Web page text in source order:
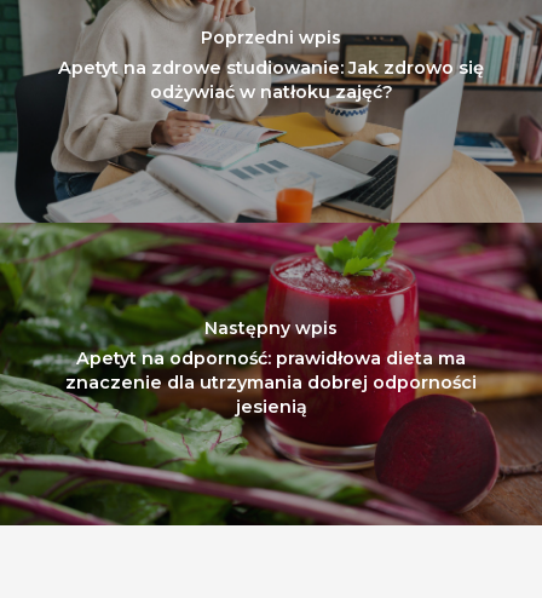
Poprzedni wpis
Apetyt na zdrowe studiowanie: Jak zdrowo się
odżywiać w natłoku zajęć?
Następny wpis
Apetyt na odporność: prawidłowa dieta ma
znaczenie dla utrzymania dobrej odporności
jesienią